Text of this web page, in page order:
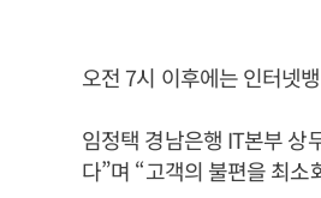
오전 7시 이후에는 인터넷
임정택 경남은행 IT본부 상
다”며 “고객의 불편을 최